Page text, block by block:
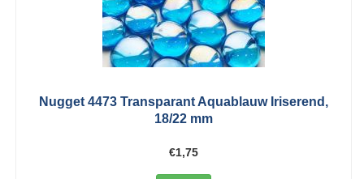
Nugget 4473 Transparant Aquablauw Iriserend,
18/22 mm
€1,75